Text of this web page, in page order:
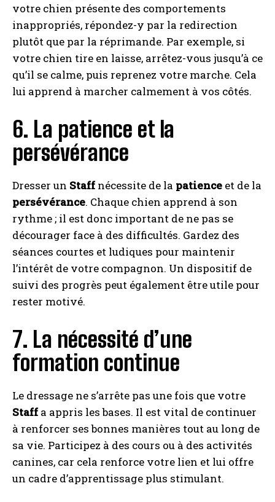
votre chien présente des comportements
inappropriés, répondez-y par la redirection
plutôt que par la réprimande. Par exemple, si
votre chien tire en laisse, arrêtez-vous jusqu’à ce
qu’il se calme, puis reprenez votre marche. Cela
lui apprend à marcher calmement à vos côtés.
6. La patience et la
persévérance
Dresser un Staff nécessite de la patience et de la
persévérance. Chaque chien apprend à son
rythme ; il est donc important de ne pas se
décourager face à des difficultés. Gardez des
séances courtes et ludiques pour maintenir
l’intérêt de votre compagnon. Un dispositif de
suivi des progrès peut également être utile pour
rester motivé.
7. La nécessité d’une
formation continue
Le dressage ne s’arrête pas une fois que votre
Staff a appris les bases. Il est vital de continuer
à renforcer ses bonnes manières tout au long de
sa vie. Participez à des cours ou à des activités
canines, car cela renforce votre lien et lui offre
un cadre d’apprentissage plus stimulant.